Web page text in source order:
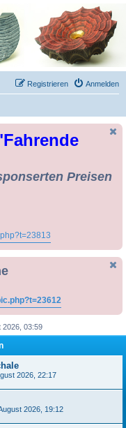
Anmelden
Registrieren
Preisen
2026, 03:59
2026, 22:17
2026, 19:12